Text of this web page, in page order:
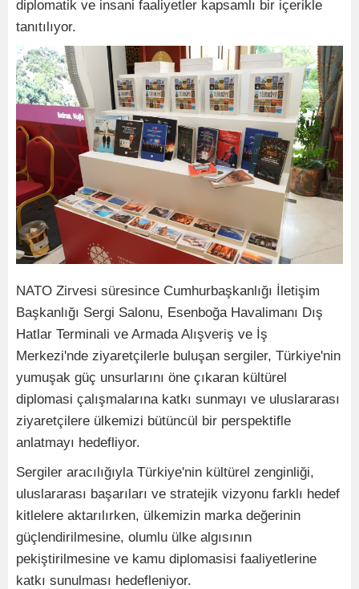
diplomatik ve insani faaliyetler kapsamlı bir içerikle
tanıtılıyor.
NATO Zirvesi süresince Cumhurbaşkanlığı İletişim
Başkanlığı Sergi Salonu, Esenboğa Havalimanı Dış
Hatlar Terminali ve Armada Alışveriş ve İş
Merkezi'nde ziyaretçilerle buluşan sergiler, Türkiye'nin
yumuşak güç unsurlarını öne çıkaran kültürel
diplomasi çalışmalarına katkı sunmayı ve uluslararası
ziyaretçilere ülkemizi bütüncül bir perspektifle
anlatmayı hedefliyor.
Sergiler aracılığıyla Türkiye'nin kültürel zenginliği,
uluslararası başarıları ve stratejik vizyonu farklı hedef
kitlelere aktarılırken, ülkemizin marka değerinin
güçlendirilmesine, olumlu ülke algısının
pekiştirilmesine ve kamu diplomasisi faaliyetlerine
katkı sunulması hedefleniyor.